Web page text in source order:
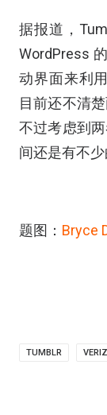
据报道，
WordPress
动界面来利
目前还不清
不过考虑到
间还是有不少
题图： Bryce
TUMBLR